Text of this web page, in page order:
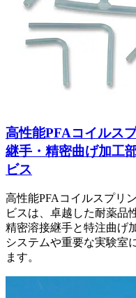
高性能PFAコイルス
継手・精密曲げ加工
ビス
高性能PFAコイルスプリ
ビスは、卓越した耐薬品
精密溶接継手と特注曲げ
システムや重要な実験室
ます。